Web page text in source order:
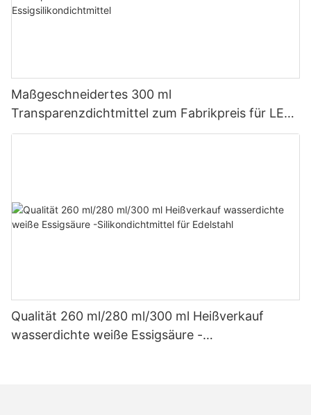
Maßgeschneidertes 300 ml
Transparenzdichtmittel zum Fabrikpreis für LED-
Dach- und Dachrinnen-Essigsilikondichtmittel
Qualität 260 ml/280 ml/300 ml Heißverkauf
wasserdichte weiße Essigsäure -